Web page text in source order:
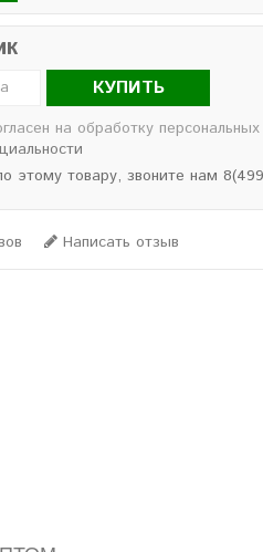
КУПИТЬ
на обработку
этому товару, звоните нам
Написать отзыв